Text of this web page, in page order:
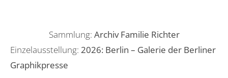
Sammlung: Archiv Familie Richter
Einzelausstellung: 2026: Berlin – Galerie der Berliner
Graphikpresse